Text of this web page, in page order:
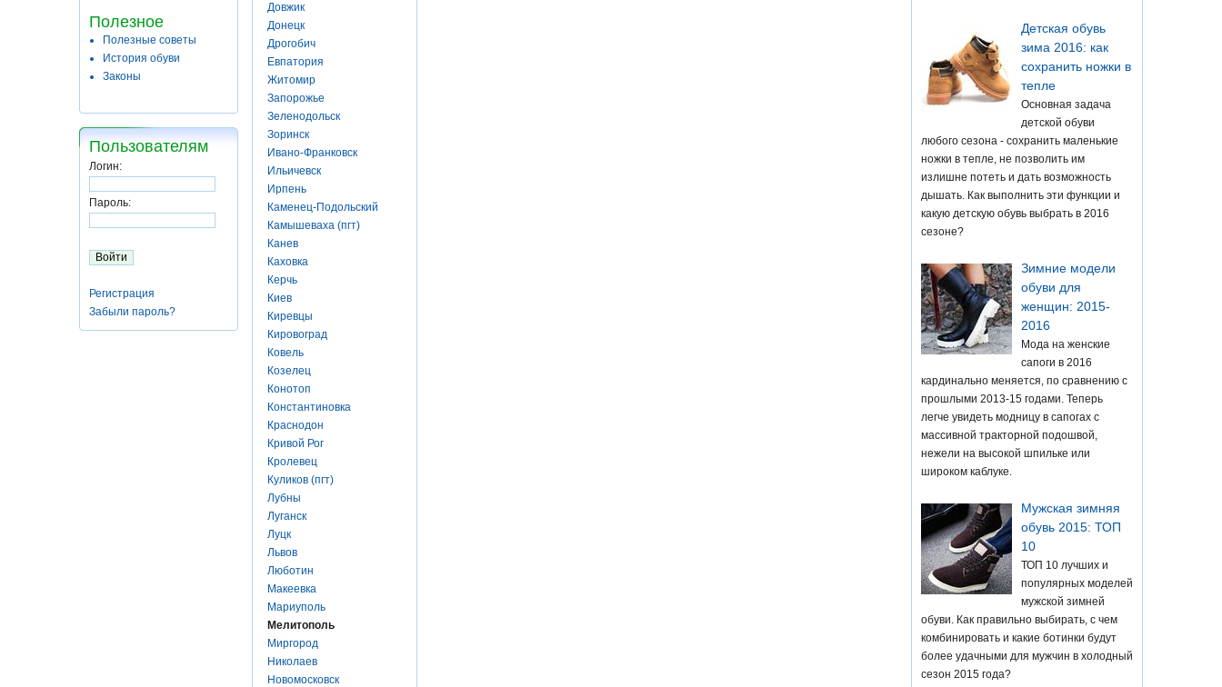
Полезное
Полезные советы
История обуви
Законы
Пользователям
Логин:
Пароль:
Регистрация
Забыли пароль?
Довжик
Донецк
Дрогобич
Евпатория
Житомир
Запорожье
Зеленодольск
Зоринск
Ивано-Франковск
Ильичевск
Ирпень
Каменец-Подольский
Камышеваха (пгт)
Канев
Каховка
Керчь
Киев
Киревцы
Кировоград
Ковель
Козелец
Конотоп
Константиновка
Краснодон
Кривой Рог
Кролевец
Куликов (пгт)
Лубны
Луганск
Луцк
Львов
Люботин
Макеевка
Мариуполь
Мелитополь
Миргород
Николаев
Новомосковск
Детская обувь
зима 2016: как
сохранить ножки в
тепле
Основная задача
детской обуви
любого сезона - сохранить маленькие
ножки в тепле, не позволить им
излишне потеть и дать возможность
дышать. Как выполнить эти функции и
какую детскую обувь выбрать в 2016
сезоне?
Зимние модели
обуви для
женщин: 2015-
2016
Мода на женские
сапоги в 2016
кардинально меняется, по сравнению с
прошлыми 2013-15 годами. Теперь
легче увидеть модницу в сапогах с
массивной тракторной подошвой,
нежели на высокой шпильке или
широком каблуке.
Мужская зимняя
обувь 2015: ТОП
10
ТОП 10 лучших и
популярных моделей
мужской зимней
обуви. Как правильно выбирать, с чем
комбинировать и какие ботинки будут
более удачными для мужчин в холодный
сезон 2015 года?